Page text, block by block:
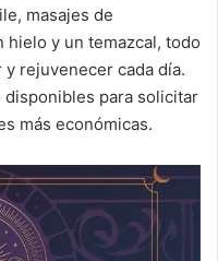
masajes de
hielo y un temazcal, todo
rejuvenecer cada día.
disponibles para solicitar
más económicas.